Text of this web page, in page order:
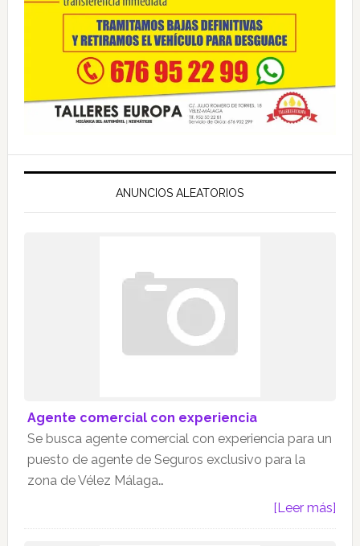
ANUNCIOS ALEATORIOS
Agente comercial con experiencia
Se busca agente comercial con experiencia para un
puesto de agente de Seguros exclusivo para la
zona de Vélez Málaga…
[Leer más]